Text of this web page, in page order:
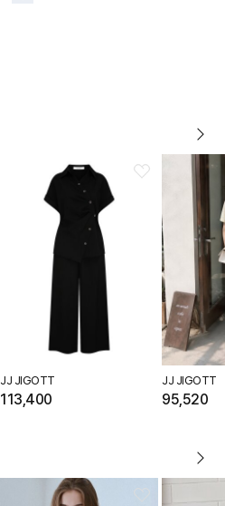
JJ JIGOTT
113,400
JJ JIGOTT
95,520